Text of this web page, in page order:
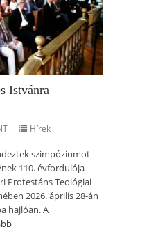
Istvánra
Hírek
szimpóziumot
110. évfordulója
Protestáns Teológiai
2026. április 28-án
hajlóan. A